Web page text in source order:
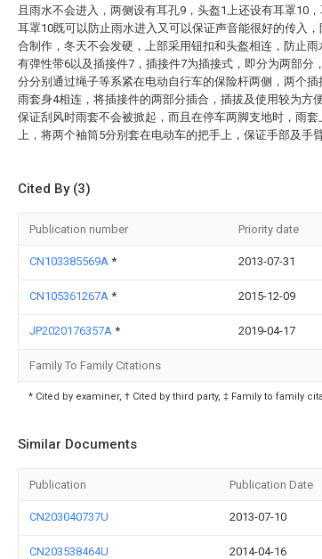
且雨水不会进入，两侧设有耳孔9，头盔1上还设有耳罩10
耳罩10既可以防止雨水进入又可以保证声音能很好的传入
合制作，冬天不会发硬，上部采用钮扣和头盔相连，防止
有弹性带6以及插接件7，插接件7为插接式，即分为两部分
分分别通过绳子等系紧在电动自行车的保险杆两侧，两个
雨套身4相连，将插接件的两部分插合，插拔及使用较为方
保证刮风时雨套不会被掀起，而且在停车两脚支地时，雨
上，将两个袖筒5分别套在电动车的把手上，保证手部及手
Cited By (3)
Publication number Priority date
CN103385569A * 2013-07-31
CN105361267A * 2015-12-09
JP2020176357A * 2019-04-17
Family To Family Citations
* Cited by examiner, † Cited by third party, ‡ Family to family
Similar Documents
Publication Publication Date
CN203040737U 2013-07-10
CN203538464U 2014-04-16